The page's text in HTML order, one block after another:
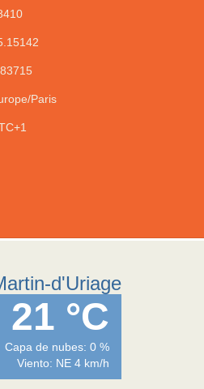
Paris
d'Uriage
21 °C
Capa de nubes: 0 %
Viento: NE 4 km/h